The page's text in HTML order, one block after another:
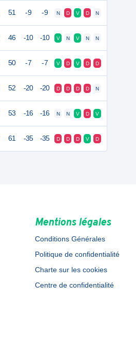
51 -9 -9 N D V D N
46 -10 -10 V N V N N
50 -7 -7 V D V D D
52 -20 -20 D D D D N
53 -16 -16 N N V D V
61 -35 -35 D D D V D
Mentions légales
Conditions Générales
Politique de confidentialité
Charte sur les cookies
Centre de confidentialité